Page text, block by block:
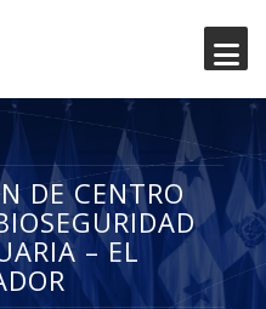
DE CENTRO
– EL